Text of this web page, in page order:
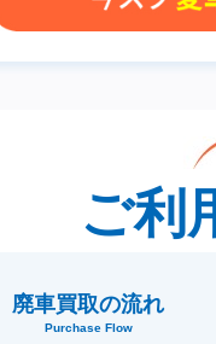
ご利
廃車買取の流れ
Purchase Flow